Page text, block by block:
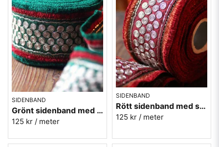
SIDENBAND
Grönt sidenband med silverspiraler - 7,5 cm
125 kr / meter
SIDENBAND
Rött sidenband med silverspiraler - 7,5 cm
125 kr / meter